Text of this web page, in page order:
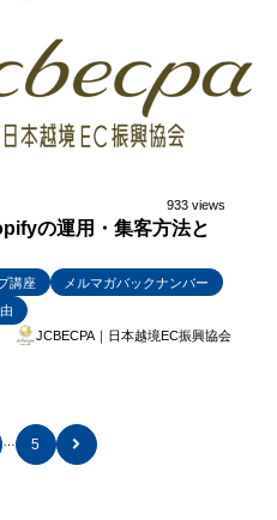
933 views
の運用・集客方法と
講座
メルマガバックナンバー
JCBECPA｜日本越境EC振興協会
… 5